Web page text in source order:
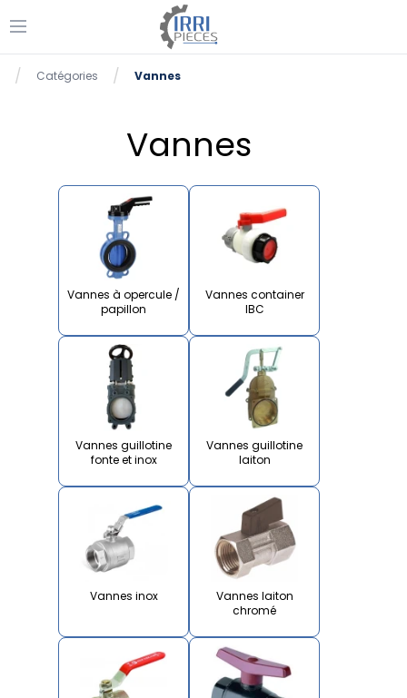
Ouvrir le menu
Accueil
/ Catégories / Vannes
Vannes
Vannes à opercule /
papillon
Vannes container
IBC
Vannes guillotine
fonte et inox
Vannes guillotine
laiton
Vannes inox
Vannes laiton
chromé